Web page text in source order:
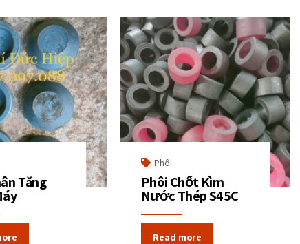
Tăng
Phôi
Phôi Chốt Kìm
Nước Thép S45C
Read more